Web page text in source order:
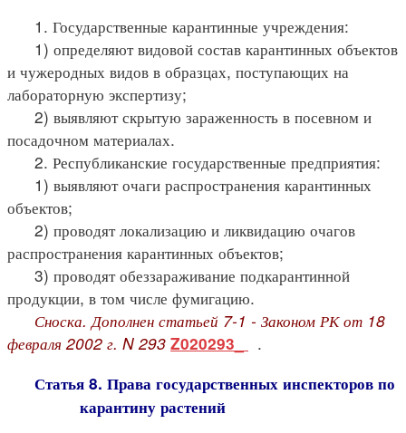
1. Государственные карантинные учреждения:
1) определяют видовой состав карантинных объектов
и чужеродных видов в образцах, поступающих на
лабораторную экспертизу;
2) выявляют скрытую зараженность в посевном и
посадочном материалах.
2. Республиканские государственные предприятия:
1) выявляют очаги распространения карантинных
объектов;
2) проводят локализацию и ликвидацию очагов
распространения карантинных объектов;
3) проводят обеззараживание подкарантинной
продукции, в том числе фумигацию.
Сноска. Дополнен статьей 7-1 - Законом РК от 18
февраля 2002 г. N 293 Z020293_ .
Статья 8. Права государственных инспекторов по
карантину растений